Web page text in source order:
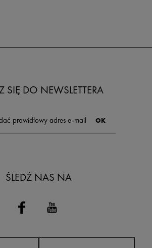
SIĘ DO NEWSLETTERA
ŚLEDŹ NAS NA